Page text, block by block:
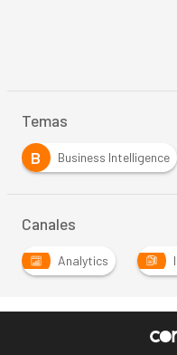
Temas
B
Business Intelligence
Canales
Analytics